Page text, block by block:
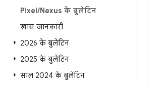
Pixel/Nexus के बुलेटिन
खास जानकारी
2026 के बुलेटिन
2025 के बुलेटिन
साल 2024 के बुलेटिन